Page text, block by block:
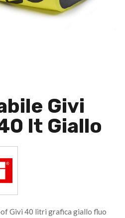
Givi
lt Giallo
Givi 40 litri grafica giallo fluo